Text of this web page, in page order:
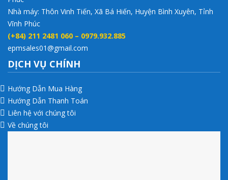
Nhà máy: Thôn Vinh Tiến, Xã Bá Hiến, Huyện Bình Xuyên, Tỉnh
Vĩnh Phúc
(+84) 211 2481 060 – 0979.932.885
epmsales01@gmail.com
DỊCH VỤ CHÍNH
Hướng Dẫn Mua Hàng
Hướng Dẫn Thanh Toán
Liên hệ với chúng tôi
Về chúng tôi